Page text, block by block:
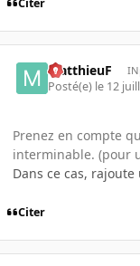
Citer
MatthieuF
Posté(e) le 12
Prenez en compte
interminable. (pour
Dans ce cas,
Citer